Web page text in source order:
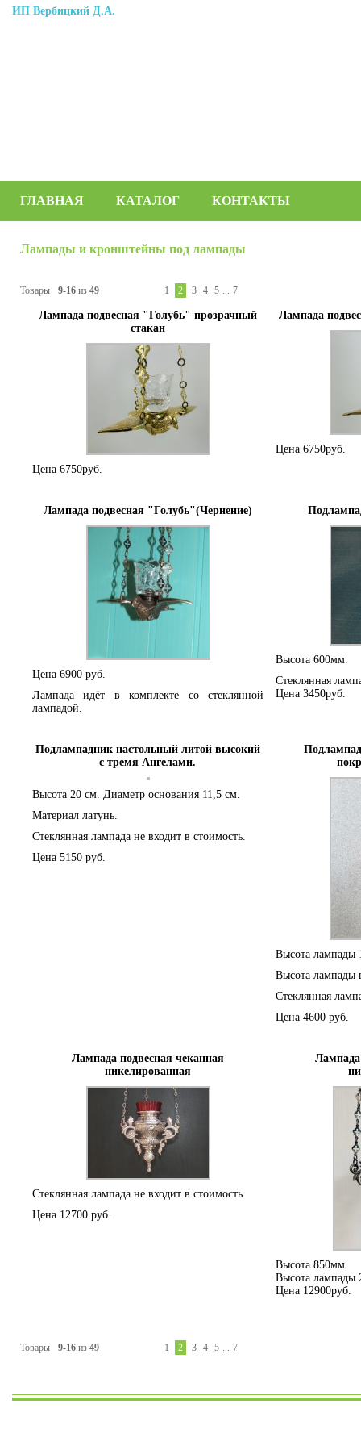
ИП Вербицкий Д.А.
ГЛАВНАЯ КАТАЛОГ КОНТАКТЫ
Лампады и кронштейны под лампады
Товары 9-16 из 49 1 2 3 4 5 ... 7
Лампада подвесная "Голубь" прозрачный
стакан
Цена 6750руб.
Лампада
Цена 6750руб.
Лампада подвесная "Голубь"(Чернение)
Цена 6900 руб.
Лампада идёт в комплекте со стеклянной
лампадой.
Высота 600мм.
Стеклянная
Цена 3450руб.
Подлампадник настольный литой высокий
с тремя Ангелами.
Высота 20 см. Диаметр основания 11,5 см.
Материал латунь.
Стеклянная лампада не входит в стоимость.
Цена 5150 руб.
Высота лампады
Высота лампады
Стеклянная
Цена 4600 руб.
Лампада подвесная чеканная
никелированная
Стеклянная лампада не входит в стоимость.
Цена 12700 руб.
Лампада
Высота 850мм.
Высота лампады
Цена 12900руб.
Товары 9-16 из 49 1 2 3 4 5 ... 7